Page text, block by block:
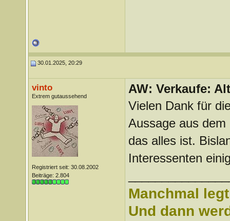
30.01.2025, 20:29
vinto
Extrem gutaussehend
Registriert seit: 30.08.2002
Beiträge: 2.804
AW: Verkaufe:
Vielen Dank für
Aussage aus
das alles ist.
Interessenten
Manchmal
Und dann